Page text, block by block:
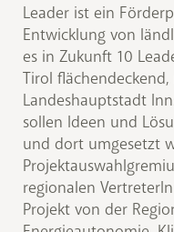
Leader ist ein
Entwicklung von
es in Zukunft 10
Tirol
Landeshauptstadt
sollen Ideen und
und dort umgesetzt
regionalen
Projekt von der